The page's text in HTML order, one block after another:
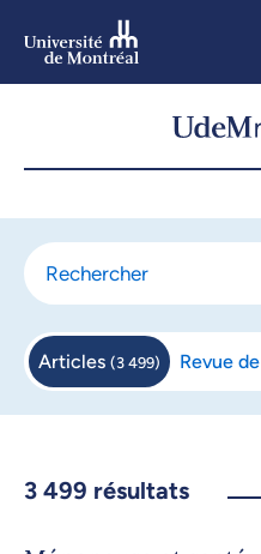
Articles (3 499) Revue de
3 499 résultats